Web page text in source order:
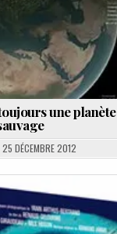
une planète
25 DÉCEMBRE 2012